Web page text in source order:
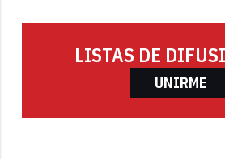
LISTAS DE
UNIRME